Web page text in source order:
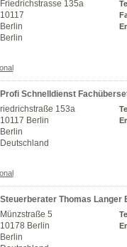
Friedrichstrasse 135a
10117
Berlin
Berlin
Profi Schnelldienst
riedrichstraße 153a
10117 Berlin
Berlin
Deutschland
Steuerberater Thomas Langer
Münzstraße 5
10178 Berlin
Berlin